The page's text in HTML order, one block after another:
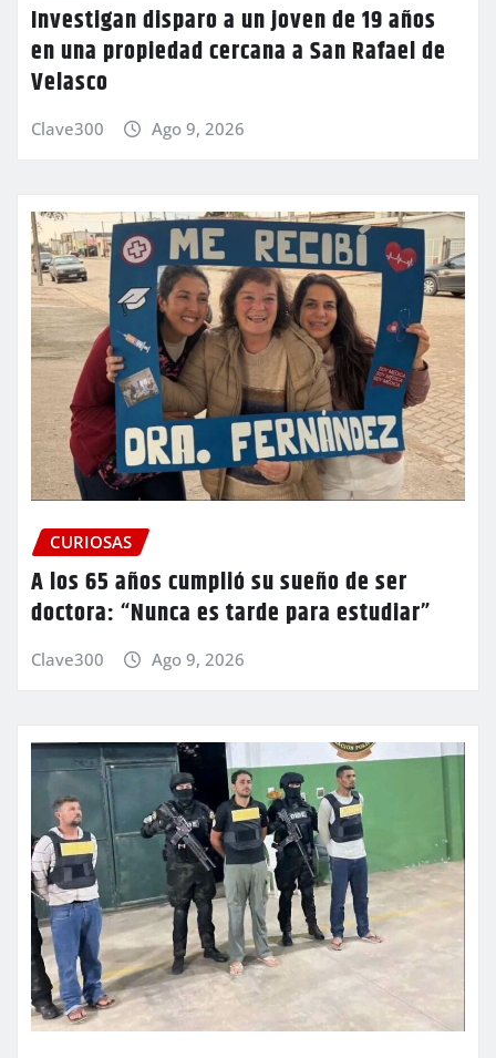
Investigan disparo a un joven de 19 años
en una propiedad cercana a San Rafael de
Velasco
Clave300 Ago 9, 2026
CURIOSAS
A los 65 años cumplió su sueño de ser
doctora: “Nunca es tarde para estudiar”
Clave300 Ago 9, 2026